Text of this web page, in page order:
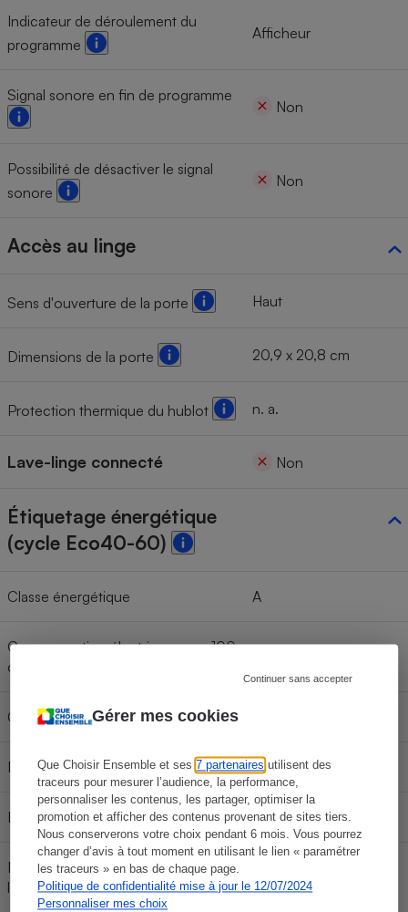
Gérer mes cookies
Que Choisir Ensemble et ses7 partenaires utilisent des
traceurs pour mesurer l’audience, la performance,
personnaliser les contenus, les partager, optimiser la
promotion et afficher des contenus provenant de sites tiers.
Nous conserverons votre choix pendant 6 mois. Vous pourrez
changer d’avis à tout moment en utilisant le lien « paramétrer
les traceurs » en bas de chaque page.
Politique de confidentialité mise à jour le 12/07/2024
Personnaliser mes choix
Continuer sans accepter
Indicateur de déroulement du
programme
Afficheur
Signal sonore en fin de programme
Non
Possibilité de désactiver le signal
sonore
Non
Accès au linge
Sens d'ouverture de la porte Haut
Dimensions de la porte 20,9 x 20,8 cm
Protection thermique du hublot n. a.
Lave-linge connecté Non
Étiquetage énergétique
(cycle Eco40-60)
Classe énergétique A
Consommation électrique pour 100
cycles
Consommation d’eau par cycle
Durée du cycle 3 h 15
Efficacité d’essorage B
Niveau sonore maximum (durant
l'essorage)
79 dB